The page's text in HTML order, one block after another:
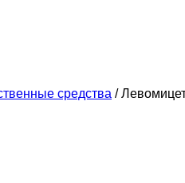
средства /